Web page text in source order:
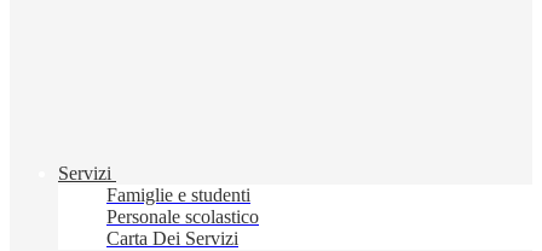
Servizi
Famiglie e studenti
Personale scolastico
Carta Dei Servizi